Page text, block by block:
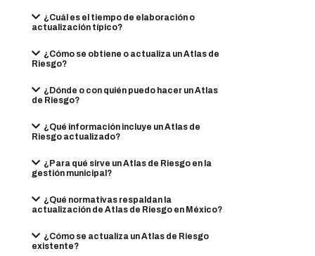
¿Cuál es el tiempo de elaboración o
actualización típico?
¿Cómo se obtiene o actualiza un Atlas de
Riesgo?
¿Dónde o con quién puedo hacer un Atlas
de Riesgo?
¿Qué información incluye un Atlas de
Riesgo actualizado?
¿Para qué sirve un Atlas de Riesgo en la
gestión municipal?
¿Qué normativas respaldan la
actualización de Atlas de Riesgo en México?
¿Cómo se actualiza un Atlas de Riesgo
existente?